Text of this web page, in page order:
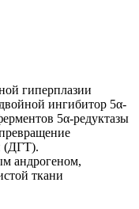
гиперплазии
ингибитор 5α-
5α-редуктазы
(ДГТ).
андрогеном,
ткани